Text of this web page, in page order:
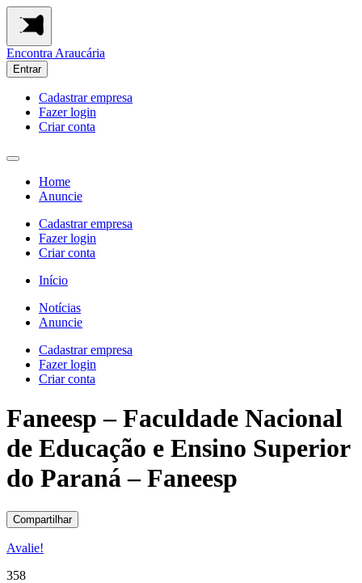
Encontra Araucária
Entrar
Cadastrar empresa
Fazer login
Criar conta
Home
Anuncie
Cadastrar empresa
Fazer login
Criar conta
Início
Notícias
Anuncie
Cadastrar empresa
Fazer login
Criar conta
Faneesp – Faculdade Nacional
de Educação e Ensino Superior
do Paraná – Faneesp
Compartilhar
Avalie!
358